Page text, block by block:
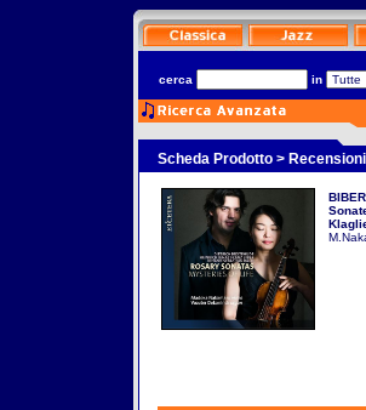
cerca in
Scheda Prodotto > Recensioni